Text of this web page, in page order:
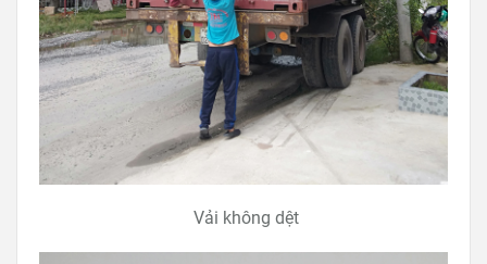
Vải không dệt